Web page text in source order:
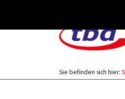
Sie befinden sich hier: